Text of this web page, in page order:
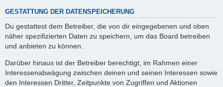
GESTATTUNG DER DATENSPEICHERUNG
Du gestattest dem Betreiber, die von dir eingegebenen und oben
näher spezifizierten Daten zu speichern, um das Board betreiben
und anbieten zu können.
Darüber hinaus ist der Betreiber berechtigt, im Rahmen einer
Interessenabwägung zwischen deinen und seinen Interessen sowie
den Interessen Dritter, Zeitpunkte von Zugriffen und Aktionen